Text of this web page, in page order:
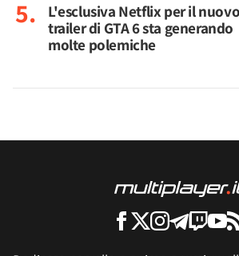
L'esclusiva Netflix per il nuovo
trailer di GTA 6 sta generando
molte polemiche